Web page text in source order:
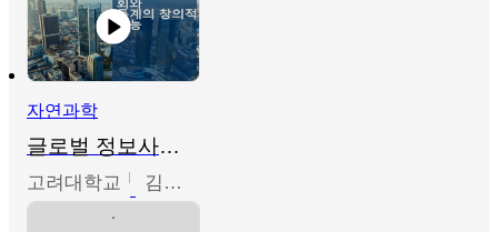
자연과학
글로벌 정보사회와 통계의 창의적 기능
고려대학교 김희영